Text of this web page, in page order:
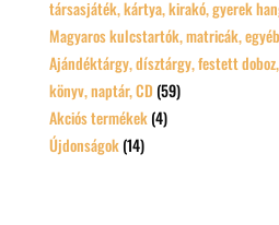
társasjáték, kártya, kirakó, gyerek
Magyaros kulcstartók, matricák,
Ajándéktárgy, dísztárgy, festett
könyv, naptár, CD (59)
Akciós termékek (4)
Újdonságok (14)